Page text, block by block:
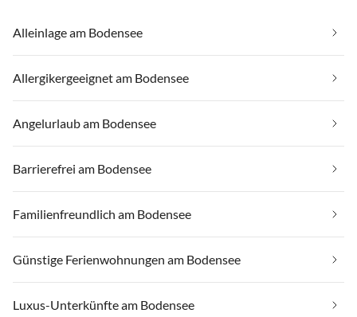
Alleinlage am Bodensee
Allergikergeeignet am Bodensee
Angelurlaub am Bodensee
Barrierefrei am Bodensee
Familienfreundlich am Bodensee
Günstige Ferienwohnungen am Bodensee
Luxus-Unterkünfte am Bodensee